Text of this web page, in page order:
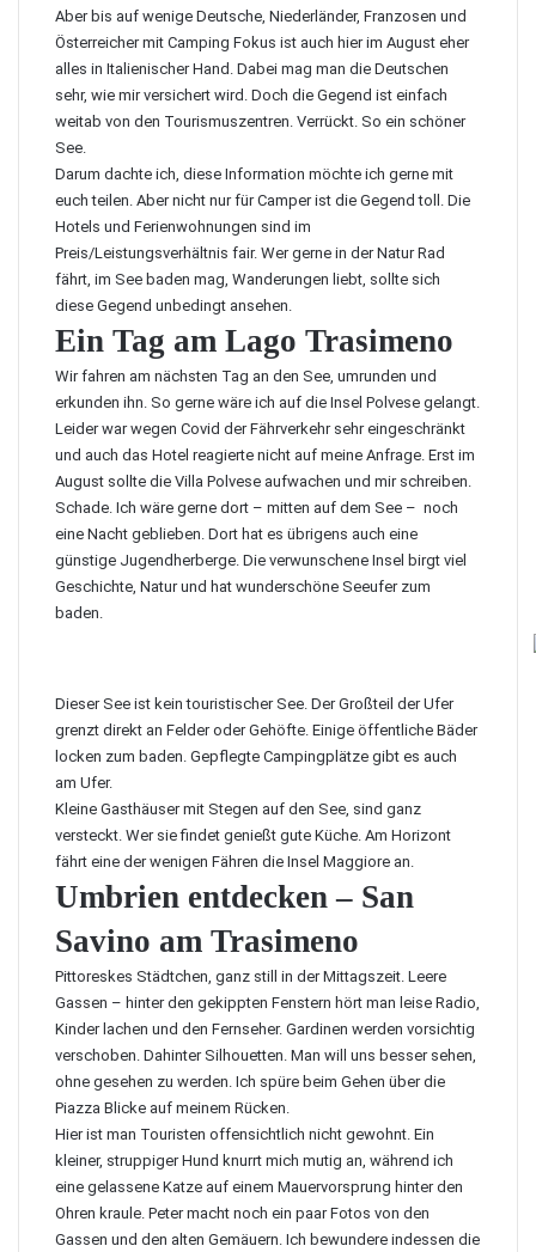
Aber bis auf wenige Deutsche, Niederländer, Franzosen und
Österreicher mit Camping Fokus ist auch hier im August eher
alles in Italienischer Hand. Dabei mag man die Deutschen
sehr, wie mir versichert wird. Doch die Gegend ist einfach
weitab von den Tourismuszentren. Verrückt. So ein schöner
See.
Darum dachte ich, diese Information möchte ich gerne mit
euch teilen. Aber nicht nur für Camper ist die Gegend toll. Die
Hotels und Ferienwohnungen sind im
Preis/Leistungsverhältnis fair. Wer gerne in der Natur Rad
fährt, im See baden mag, Wanderungen liebt, sollte sich
diese Gegend unbedingt ansehen.
Ein Tag am Lago Trasimeno
Wir fahren am nächsten Tag an den See, umrunden und
erkunden ihn. So gerne wäre ich auf die Insel Polvese gelangt.
Leider war wegen Covid der Fährverkehr sehr eingeschränkt
und auch das Hotel reagierte nicht auf meine Anfrage. Erst im
August sollte die Villa Polvese aufwachen und mir schreiben.
Schade. Ich wäre gerne dort – mitten auf dem See – noch
eine Nacht geblieben. Dort hat es übrigens auch eine
günstige Jugendherberge. Die verwunschene Insel birgt viel
Geschichte, Natur und hat wunderschöne Seeufer zum
baden.
Dieser See ist kein touristischer See. Der Großteil der Ufer
grenzt direkt an Felder oder Gehöfte. Einige öffentliche Bäder
locken zum baden. Gepflegte Campingplätze gibt es auch
am Ufer.
Kleine Gasthäuser mit Stegen auf den See, sind ganz
versteckt. Wer sie findet genießt gute Küche. Am Horizont
fährt eine der wenigen Fähren die Insel Maggiore an.
Umbrien entdecken – San
Savino am Trasimeno
Pittoreskes Städtchen, ganz still in der Mittagszeit. Leere
Gassen – hinter den gekippten Fenstern hört man leise Radio,
Kinder lachen und den Fernseher. Gardinen werden vorsichtig
verschoben. Dahinter Silhouetten. Man will uns besser sehen,
ohne gesehen zu werden. Ich spüre beim Gehen über die
Piazza Blicke auf meinem Rücken.
Hier ist man Touristen offensichtlich nicht gewohnt. Ein
kleiner, struppiger Hund knurrt mich mutig an, während ich
eine gelassene Katze auf einem Mauervorsprung hinter den
Ohren kraule. Peter macht noch ein paar Fotos von den
Gassen und den alten Gemäuern. Ich bewundere indessen die